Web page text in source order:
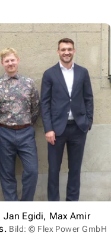
Jan Egidi, Max Amir
Bild: © Flex Power GmbH